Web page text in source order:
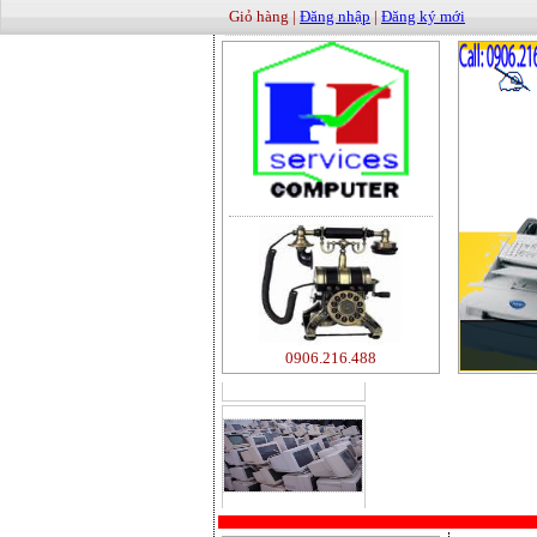
Giỏ hàng | Đăng nhập | Đăng ký mới
0906.216.488
500000